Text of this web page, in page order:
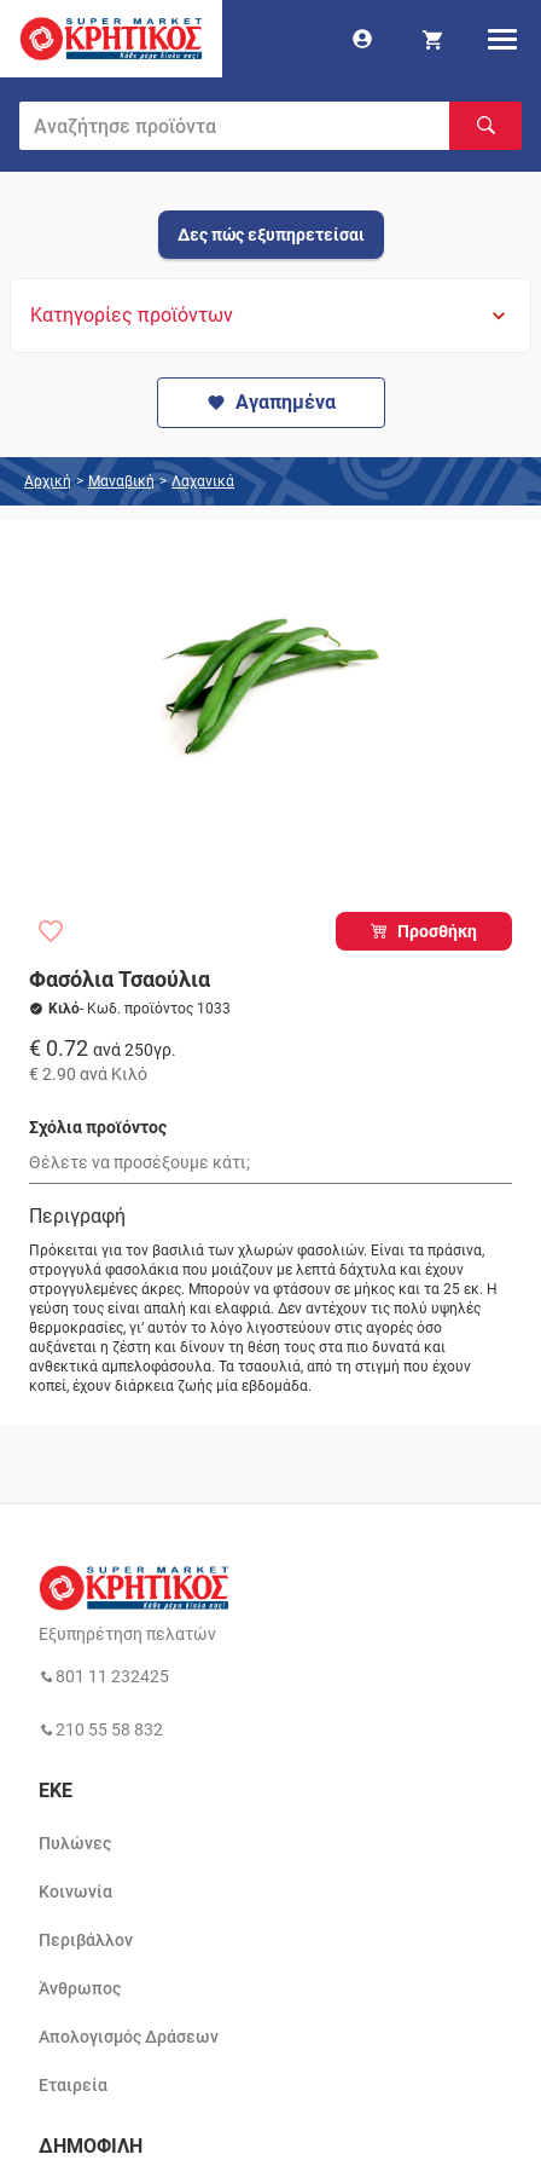
Δες πώς εξυπηρετείσαι
Κατηγορίες προϊόντων
Αγαπημένα
Αρχική > Μαναβική > Λαχανικά
Προσθήκη
Φασόλια Τσαούλια
Κιλό- Κωδ. προϊόντος 1033
€ 0.72 ανά 250γρ.
€ 2.90 ανά Κιλό
Σχόλια προϊόντος
Περιγραφή
Πρόκειται για τον βασιλιά των χλωρών φασολιών. Είναι τα πράσινα,
στρογγυλά φασολάκια που μοιάζουν με λεπτά δάχτυλα και έχουν
στρογγυλεμένες άκρες. Μπορούν να φτάσουν σε μήκος και τα 25 εκ. Η
γεύση τους είναι απαλή και ελαφριά. Δεν αντέχουν τις πολύ υψηλές
θερμοκρασίες, γι’ αυτόν το λόγο λιγοστεύουν στις αγορές όσο
αυξάνεται η ζέστη και δίνουν τη θέση τους στα πιο δυνατά και
ανθεκτικά αμπελοφάσουλα. Τα τσαουλιά, από τη στιγμή που έχουν
κοπεί, έχουν διάρκεια ζωής μία εβδομάδα.
Εξυπηρέτηση πελατών
801 11 232425
210 55 58 832
ΕΚΕ
Πυλώνες
Κοινωνία
Περιβάλλον
Άνθρωπος
Απολογισμός Δράσεων
Εταιρεία
ΔΗΜΟΦΙΛΗ